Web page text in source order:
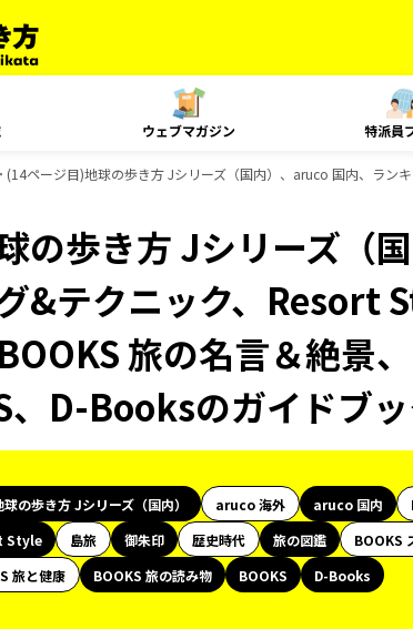
ウェブマガジン 特派員
(14ページ目)地球の歩き方 Jシリーズ（国内）、aruco 国内、ラン
の歩き方 Jシリーズ（
&テクニック、Resort
旅の名言＆絶景
、D-Booksのガイドブ
球の歩き方 Jシリーズ（国内） aruco 海外 aruco 国内
Style 島旅 御朱印 歴史時代 旅の図鑑
BOOKS
旅と健康 BOOKS 旅の読み物 BOOKS
D-Books